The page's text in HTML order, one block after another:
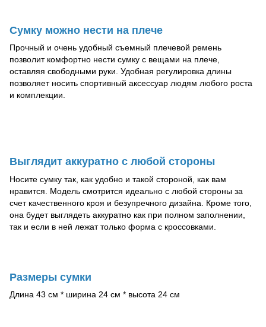
Сумку можно нести на плече
Прочный и очень удобный съемный плечевой ремень
позволит комфортно нести сумку с вещами на плече,
оставляя свободными руки. Удобная регулировка длины
позволяет носить спортивный аксессуар людям любого роста
и комплекции.
Выглядит аккуратно с любой стороны
Носите сумку так, как удобно и такой стороной, как вам
нравится. Модель смотрится идеально с любой стороны за
счет качественного кроя и безупречного дизайна. Кроме того,
она будет выглядеть аккуратно как при полном заполнении,
так и если в ней лежат только форма с кроссовками.
Размеры сумки
Длина 43 см * ширина 24 см * высота 24 см